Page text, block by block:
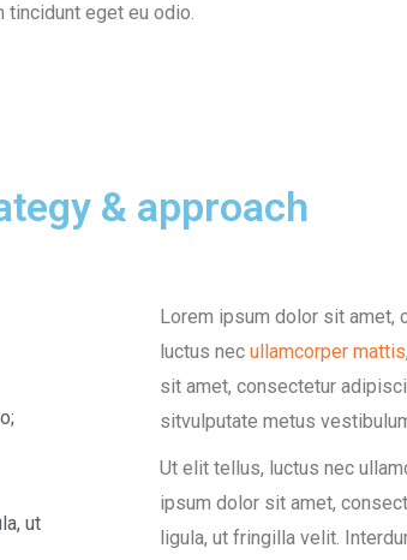
tincidunt eget eu odio.
& approach
ut
Lorem ipsum dolor sit amet,
luctus nec ullamcorper mattis
sit amet, consectetur
sitvulputate metus
Ut elit tellus, luctus nec
ipsum dolor sit amet,
ligula, ut fringilla velit.